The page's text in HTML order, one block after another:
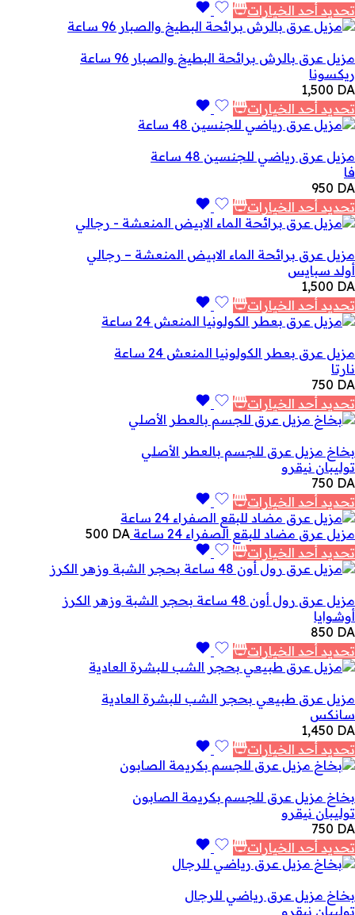
تحديد أحد الخيارات
مزيل عرق بالرش برائحة البطيخ والصبار 96 ساعة
ريكسونا
1,500 DA
تحديد أحد الخيارات
مزيل عرق رياضي للجنسين 48 ساعة
فا
950 DA
تحديد أحد الخيارات
مزيل عرق برائحة الماء الابيض المنعشة – رجالي
أولد سبايس
1,500 DA
تحديد أحد الخيارات
مزيل عرق بعطر الكولونيا المنعش 24 ساعة
نارتا
750 DA
تحديد أحد الخيارات
بخاخ مزيل عرق للجسم بالعطر الأصلي
توليبان نيقرو
750 DA
تحديد أحد الخيارات
مزيل عرق مضاد للبقع الصفراء 24 ساعة
500 DA
تحديد أحد الخيارات
مزيل عرق رول أون 48 ساعة بحجر الشبة وزهر الكرز
أوشوايا
850 DA
تحديد أحد الخيارات
مزيل عرق طبيعي بحجر الشب للبشرة العادية
سانكس
1,450 DA
تحديد أحد الخيارات
بخاخ مزيل عرق للجسم بكريمة الصابون
توليبان نيقرو
750 DA
تحديد أحد الخيارات
بخاخ مزيل عرق رياضي للرجال
توليبان نيقرو